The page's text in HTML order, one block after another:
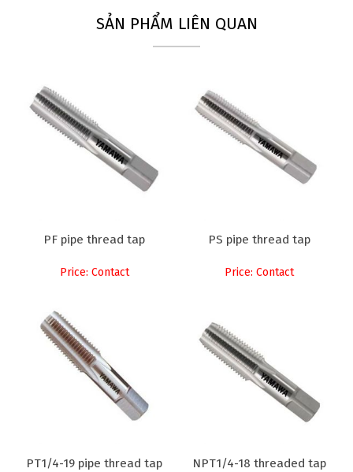
SẢN PHẨM LIÊN QUAN
PF pipe thread tap
Price: Contact
PS pipe thread tap
Price: Contact
PT1/4-19 pipe thread tap NPT1/4-18 threaded tap